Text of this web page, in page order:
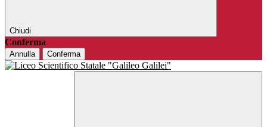
Chiudi
Conferma
Annulla Conferma